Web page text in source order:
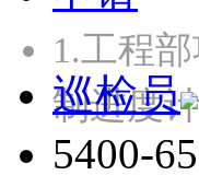
1.工程
制进度
巡检员
5400-